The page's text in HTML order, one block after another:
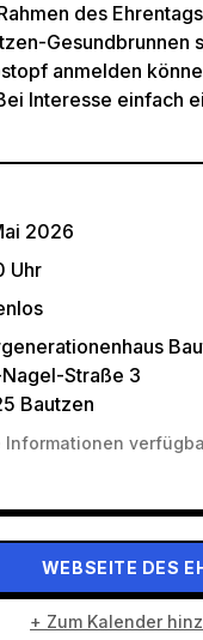
des
Gesundbrunnen
anmelden
Interesse einfach
2026
Uhr
Straße 3
Bautzen
Informationen
WEBSEITE DES
+ Zum Kalender